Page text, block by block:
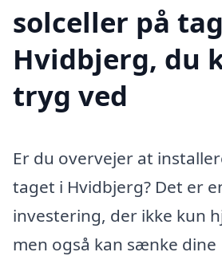
solceller på
Hvidbjerg, du
tryg ved
Er du overvejer at
taget i Hvidbjerg? Det er
investering, der ikke kun
men også kan sænke dine